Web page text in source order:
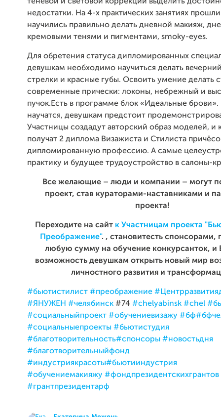
недостатки. На 4-х практических занятиях
научились правильно делать дневной макияж,
кремовыми тенями и пигментами, smoky-eyes.
Для обретения статуса дипломированных
девушкам необходимо научиться делать
стрелки и красные губы. Освоить умение делать
современные прически: локоны, небрежный и
пучок.Есть в программе блок «Идеальные
научатся, девушкам предстоит
Участницы создадут авторский образ моделей, и
получат 2 диплома Визажиста и Стилиста
дипломированную профессию. А самые
практику и будущее трудоустройство в салоны-
Все желающие – люди и компании – могут
проект, став кураторами-наставниками и
проекта!
Переходите на сайт к Участницам проекта
Преображение". , становитесть спонсорами,
любую сумму на обучение конкурсанток, и
возможность девушкам открыть новый мир
личностного развития и
#бьютистилист #преображение
#ЯНУЖЕН #челябинск #74 #chelyabinsk #chel
#социальныйпроект #обучениевизажу #бф
#социальныепроекты #бьютистудия
#благотворительность#спонсоры #новостьдня
#благотворительныйфонд
#индустриякрасоты#бьютииндустрия
#обучениемакияжу #фондпрезидентскихгрантов
#грантпрезидентарф